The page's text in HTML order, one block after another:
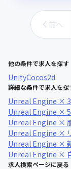
前へ
他の条件で求人を探す
UnityCocos2d
詳細な条件で求人を探
Unreal Engine ×
Unreal Engine ×
Unreal Engine ×
Unreal Engine ×
Unreal Engine ×
Unreal Engine ×
求人検索ページに戻る